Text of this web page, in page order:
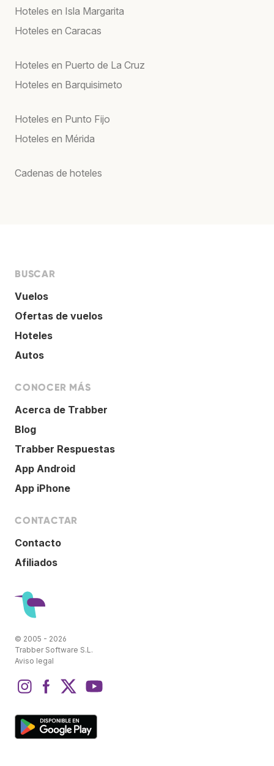
Hoteles en Isla Margarita
Hoteles en Caracas
Hoteles en Puerto de La Cruz
Hoteles en Barquisimeto
Hoteles en Punto Fijo
Hoteles en Mérida
Cadenas de hoteles
BUSCAR
Vuelos
Ofertas de vuelos
Hoteles
Autos
CONOCER MÁS
Acerca de Trabber
Blog
Trabber Respuestas
App Android
App iPhone
CONTACTAR
Contacto
Afiliados
© 2005 - 2026
Trabber Software S.L.
Aviso legal